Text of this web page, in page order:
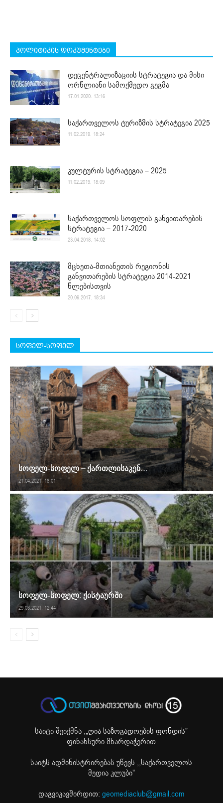
პოლიტიკის დოკუმენტები
დეცენტრალიზაციის სტრატეგია და მისი
ორწლიანი სამოქმედო გეგმა
17.01.2020. 13:16
საქართველოს ტურიზმის სტრატეგია 2025
11.02.2019. 18:24
კულტურის სტრატეგია – 2025
11.02.2019. 18:09
საქართველოს სოფლის განვითარების
სტრატეგია – 2017-2020
23.04.2018. 14:02
მცხეთა-მთიანეთის რეგიონის
განვითარების სტრატეგია 2014-2021
წლებისთვის
20.09.2017. 18:34
სოფელ-სოფელ
სოფელ-სოფელ – ქართლისაკენ…
21.04.2021. 18:01
სოფელ-სოფელ: ქისტაურში
29.03.2021. 12:44
საიტი შეიქმნა ,„ღია საზოგადოების ფონდის"
ფინანსური მხარდაჭერით
საიტს ადმინისტრირებას უწევს ,,საქართველოს
მედია კლუბი"
დაგვიკავშირდით:geomediaclub@gmail.com